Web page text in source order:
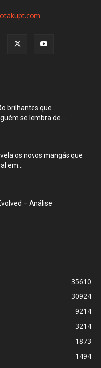
brilhantes que
se lembra de...
os novos mangás que
em...
– Análise
35610
30924
9214
3214
1873
1494